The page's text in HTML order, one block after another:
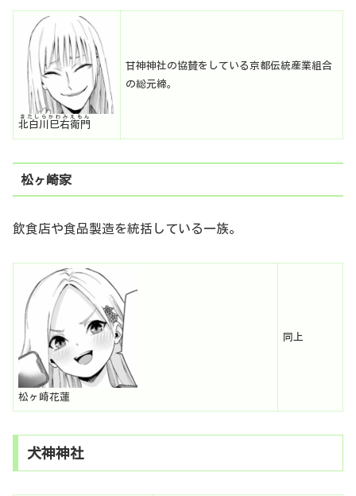
北白川巳右衛門
きたしらかわみえもん
甘神神社の協賛をしている京都伝統産業組合
の総元締。
松ヶ崎家
飲食店や食品製造を統括している一族。
松ヶ崎花蓮
同上
犬神神社